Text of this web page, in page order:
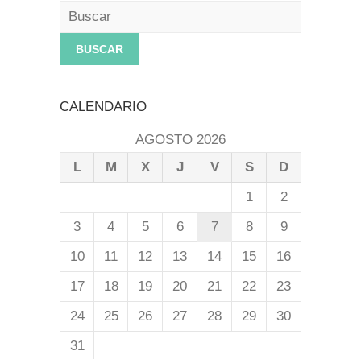
Buscar
CALENDARIO
AGOSTO 2026
L
M X J V S
D
1
2
3
4 5 6 7 8
9
10
11 12 13 14 15
16
17
18 19 20 21 22
23
24
25 26 27 28 29
30
31